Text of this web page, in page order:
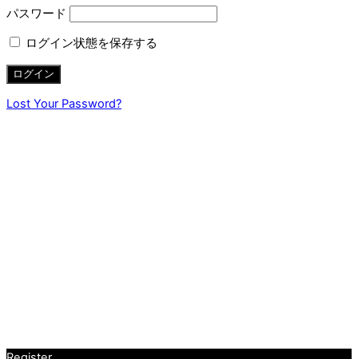
パスワード
ログイン状態を保存する
Lost Your Password?